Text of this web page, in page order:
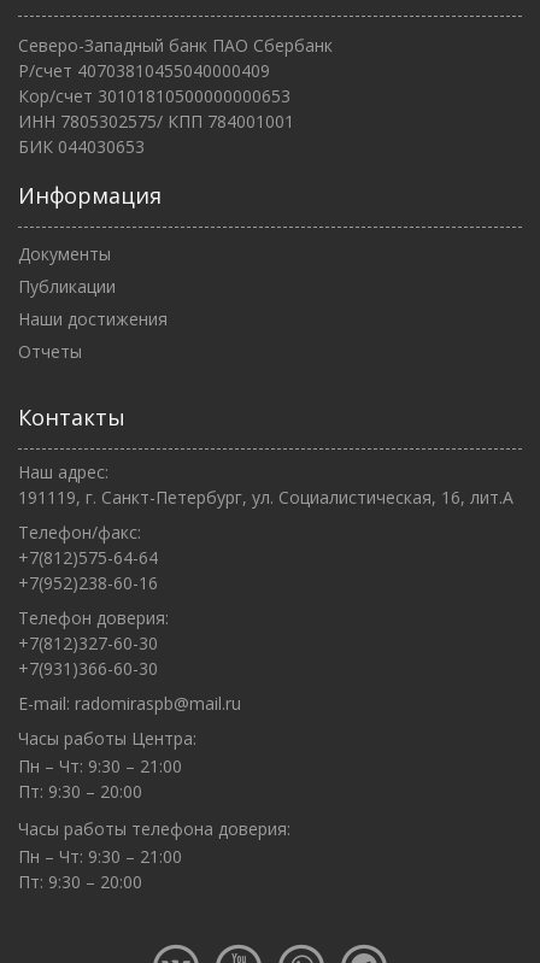
Северо-Западный банк ПАО Сбербанк
Р/счет 40703810455040000409
Кор/счет 30101810500000000653
ИНН 7805302575/ КПП 784001001
БИК 044030653
Информация
Документы
Публикации
Наши достижения
Отчеты
Контакты
Наш адрес:
191119, г. Санкт-Петербург, ул. Социалистическая, 16, лит.А
Телефон/факс:
+7(812)575-64-64
+7(952)238-60-16
Телефон доверия:
+7(812)327-60-30
+7(931)366-60-30
E-mail: radomiraspb@mail.ru
Часы работы Центра:
Пн – Чт: 9:30 – 21:00
Пт: 9:30 – 20:00
Часы работы телефона доверия:
Пн – Чт: 9:30 – 21:00
Пт: 9:30 – 20:00